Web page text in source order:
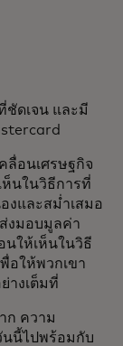
ชัดเจน และมี
ลื่อนเศรษฐกิจ
นในวิธีการที่
งและสม่ำเสมอ
งมอบมูลค่า
นให้เห็นในวิธี
อให้พวกเขา
างเต็มที่
ก ความ
นนี้ไปพร้อมกับ